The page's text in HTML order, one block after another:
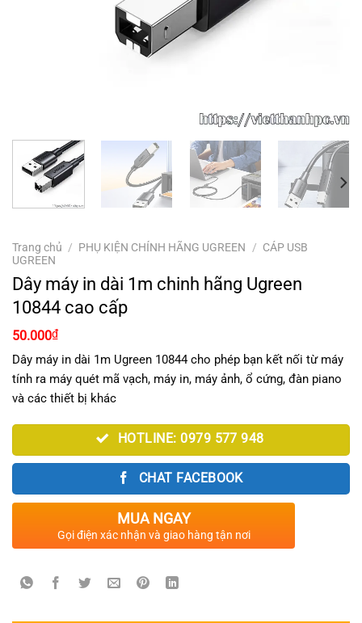
Trang chủ / PHỤ KIỆN CHÍNH HÃNG UGREEN / CÁP USB
UGREEN
Dây máy in dài 1m chinh hãng Ugreen
10844 cao cấp
50.000₫
Dây máy in dài 1m Ugreen 10844 cho phép bạn kết nối từ máy
tính ra máy quét mã vạch, máy in, máy ảnh, ổ cứng, đàn piano
và các thiết bị khác
HOTLINE: 0979 577 948
CHAT FACEBOOK
MUA NGAY
Gọi điện xác nhận và giao hàng tận nơi